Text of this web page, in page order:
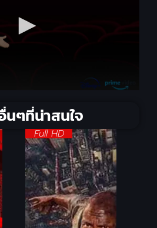
นๆที่น่าสนใจ
Full HD